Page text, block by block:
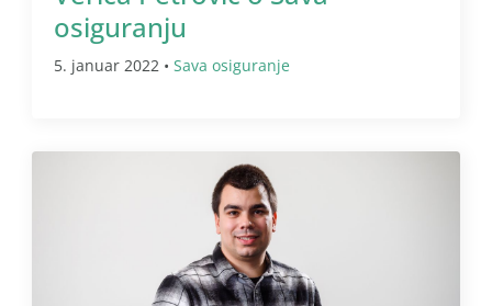
osiguranju
5. januar 2022 • Sava osiguranje